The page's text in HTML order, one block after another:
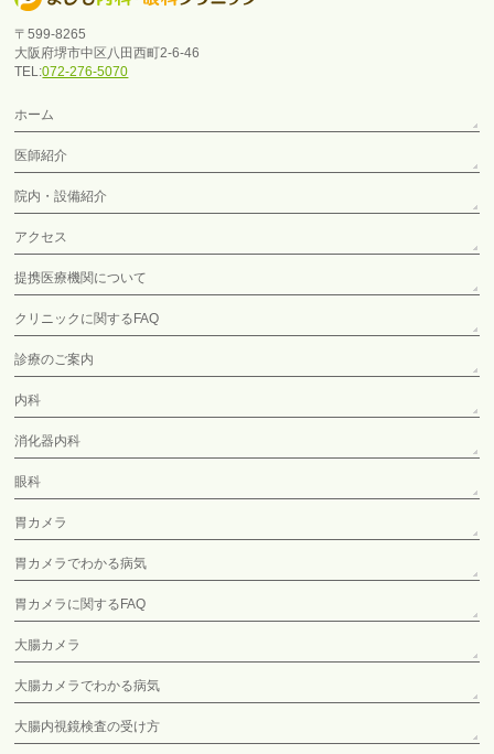
〒599-8265
大阪府堺市中区八田西町2-6-46
TEL:072-276-5070
ホーム
医師紹介
院内・設備紹介
アクセス
提携医療機関について
クリニックに関するFAQ
診療のご案内
内科
消化器内科
眼科
胃カメラ
胃カメラでわかる病気
胃カメラに関するFAQ
大腸カメラ
大腸カメラでわかる病気
大腸内視鏡検査の受け方